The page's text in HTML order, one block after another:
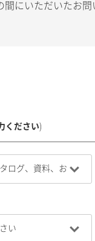
間にいただいたお
ください)